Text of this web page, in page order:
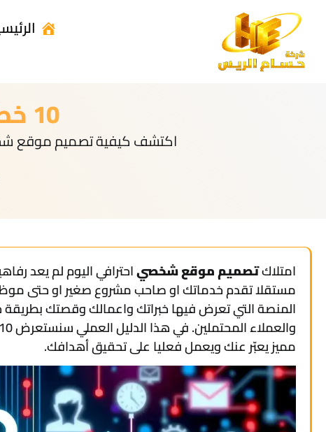
10 خطوات لتصميم موقع شخصي رائع
امتلاكتصميم موقع شخصياحترافي اليوم لم يعد
مستقلا تقدم خدماتك او صاحب مشروع صغير او حتى
المنصة التي تعرض فيها خبراتك واعمالك وقصتك
والعملاء المحتملين. في هذا الدليل العملي سنستعرض 10 خطوات واضحة تساعدك على تنفيذ
مميز يعبّر عنك ويعمل فعليا على تحقيق أهدافك.